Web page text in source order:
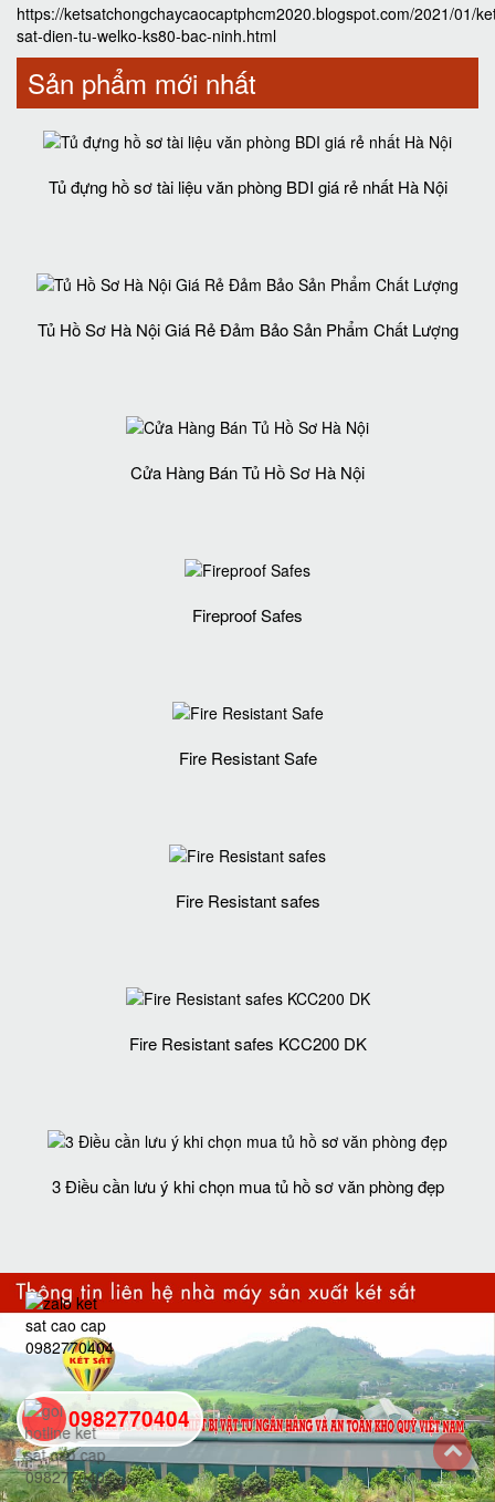
https://ketsatchongchaycaocaptphcm2020.blogspot.com/2021/01/
sat-dien-tu-welko-ks80-bac-ninh.html
Sản phẩm mới nhất
Tủ đựng hồ sơ tài liệu văn phòng BDI giá rẻ nhất Hà Nội
Tủ Hồ Sơ Hà Nội Giá Rẻ Đảm Bảo Sản Phẩm Chất Lượng‎
Cửa Hàng Bán Tủ Hồ Sơ Hà Nội
Fireproof Safes
Fire Resistant Safe
Fire Resistant safes
Fire Resistant safes KCC200 DK
3 Điều cần lưu ý khi chọn mua tủ hồ sơ văn phòng đẹp
0982770404
back